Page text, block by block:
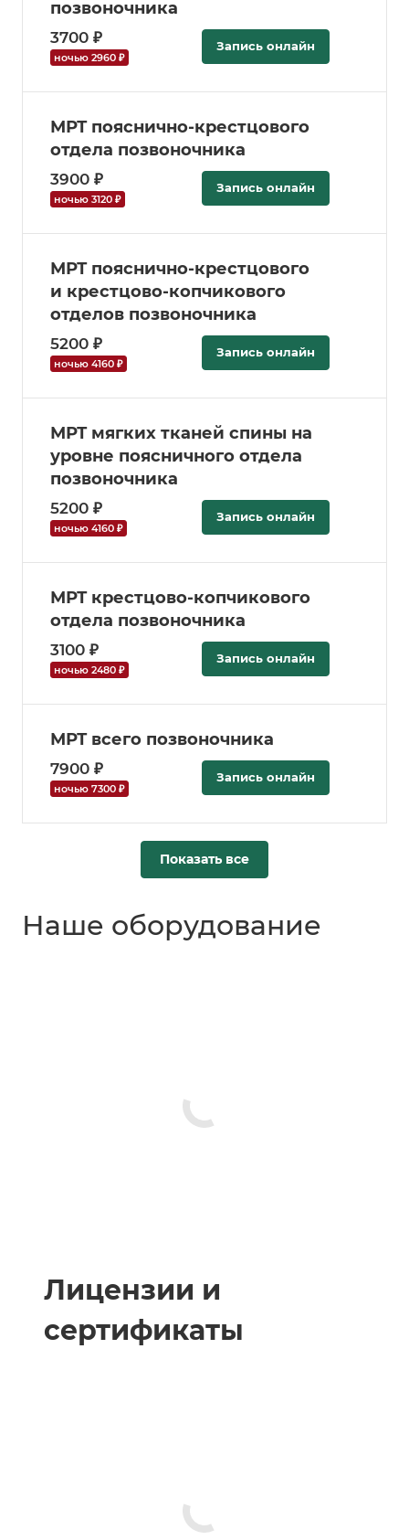
позвоночника
3700 ₽
ночью 2960 ₽
Запись онлайн
МРТ пояснично-крестцового
отдела позвоночника
3900 ₽
ночью 3120 ₽
Запись онлайн
МРТ пояснично-крестцового
и крестцово-копчикового
отделов позвоночника
5200 ₽
ночью 4160 ₽
Запись онлайн
МРТ мягких тканей спины на
уровне поясничного отдела
позвоночника
5200 ₽
ночью 4160 ₽
Запись онлайн
МРТ крестцово-копчикового
отдела позвоночника
3100 ₽
ночью 2480 ₽
Запись онлайн
МРТ всего позвоночника
7900 ₽
ночью 7300 ₽
Запись онлайн
Показать все
Наше оборудование
Лицензии и
сертификаты